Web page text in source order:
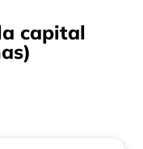
capital